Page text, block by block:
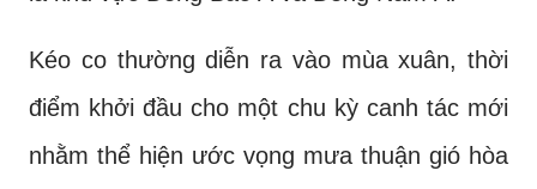
Kéo co thường diễn ra vào mùa xuân, thời
điểm khởi đầu cho một chu kỳ canh tác mới
nhằm thể hiện ước vọng mưa thuận gió hòa